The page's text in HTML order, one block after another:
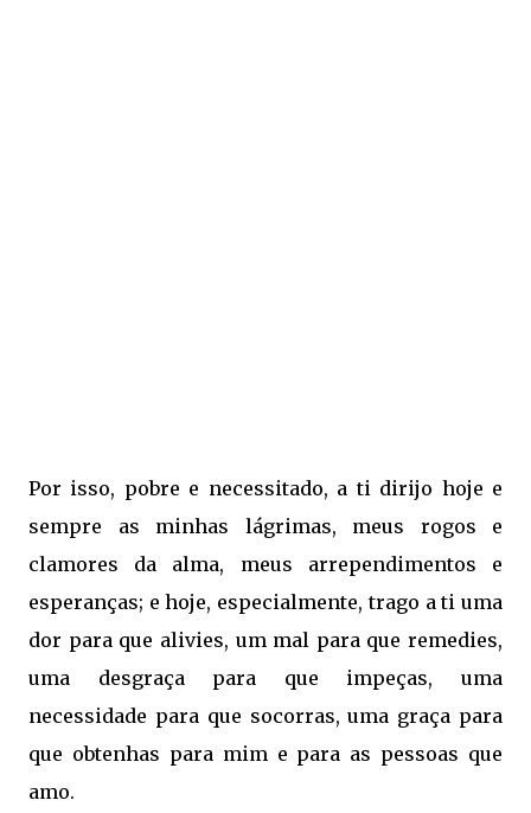
Por isso, pobre e necessitado, a ti dirijo hoje e
sempre as minhas lágrimas, meus rogos e
clamores da alma, meus arrependimentos e
esperanças; e hoje, especialmente, trago a ti uma
dor para que alivies, um mal para que remedies,
uma desgraça para que impeças, uma
necessidade para que socorras, uma graça para
que obtenhas para mim e para as pessoas que
amo.